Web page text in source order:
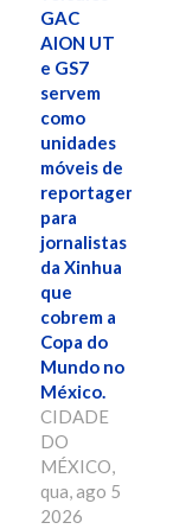
GAC
AION UT
e GS7
servem
como
unidades
móveis de
reportagem
para
jornalistas
da Xinhua
que
cobrem a
Copa do
Mundo no
México.
CIDADE
DO
MÉXICO,
qua, ago 5
2026